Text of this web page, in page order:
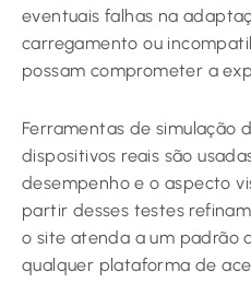
eventuais falhas na
carregamento ou
possam comprometer a
Ferramentas de simulação
dispositivos reais são
desempenho e o aspecto
partir desses testes
o site atenda a um padrão
qualquer plataforma de